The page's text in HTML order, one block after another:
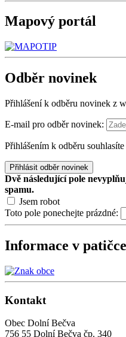
Mapový portál
Odběr novinek
Přihlášení k odběru novinek z
E-mail pro odběr novinek:
Přihlášením k odběru souhlasíte
Přihlásit odběr novinek
Dvě následující pole
spamu.
Jsem robot
Toto pole ponechejte prázdné:
Informace v patičce
Kontakt
Obec Dolní Bečva
756 55 Dolní Bečva čp. 340